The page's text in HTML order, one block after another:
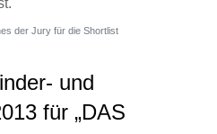
der Jury für die Shortlist
und
für „DAS